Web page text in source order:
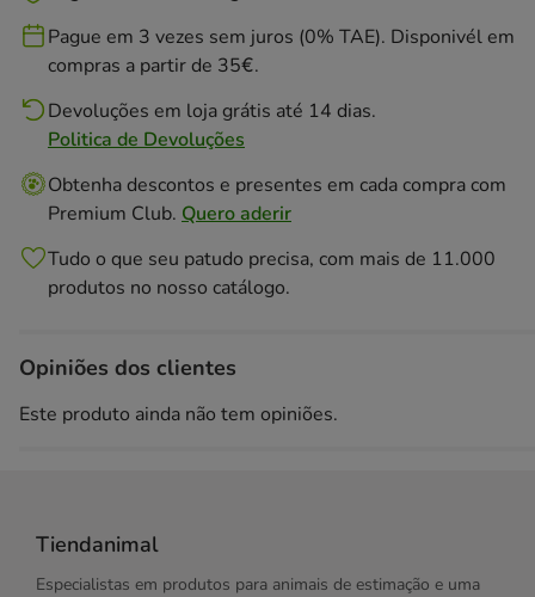
Pague em 3 vezes sem juros (0% TAE). Disponivél em
compras a partir de 35€.
Devoluções em loja grátis até 14 dias.
Politica de Devoluções
Obtenha descontos e presentes em cada compra com
Premium Club. Quero aderir
Tudo o que seu patudo precisa, com mais de 11.000
produtos no nosso catálogo.
Opiniões dos clientes
Este produto ainda não tem opiniões.
Tiendanimal
Especialistas em produtos para animais de estimação e uma